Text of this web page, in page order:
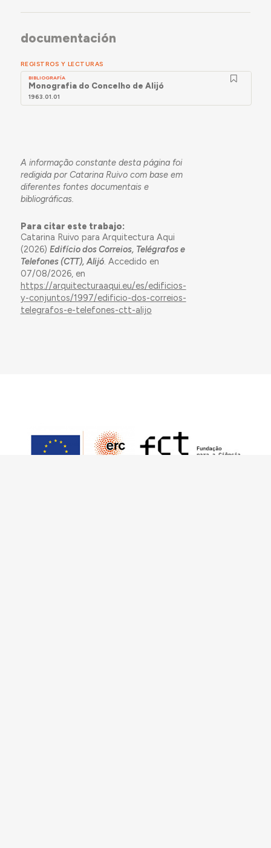
documentación
REGISTROS Y LECTURAS
BIBLIOGRAFÍA
Monografia do Concelho de Alijó
1963.01.01
A informação constante desta página foi
redigida por Catarina Ruivo com base em
diferentes fontes documentais e
bibliográficas.
Para citar este trabajo:
Catarina Ruivo para Arquitectura Aqui
(2026) Edifício dos Correios, Telégrafos e
Telefones (CTT), Alijó. Accedido en
07/08/2026, en
https://arquitecturaaqui.eu/es/edificios-
y-conjuntos/1997/edificio-dos-correios-
telegrafos-e-telefones-ctt-alijo